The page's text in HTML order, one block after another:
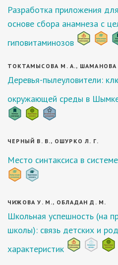
Разработка приложения
основе сбора анамнеза с
гиповитаминозов
ТОКТАМЫСОВА М. А., ШАМАНОВА
Деревья-пылеуловители:
окружающей среды в
ЧЕРНЫЙ В. В., ОШУРКО Л. Г.
Место синтаксиса в
ЧИЖОВА У. М., ОБЛАДАН Д. М.
Школьная успешность (на
школы): связь детских и
характеристик